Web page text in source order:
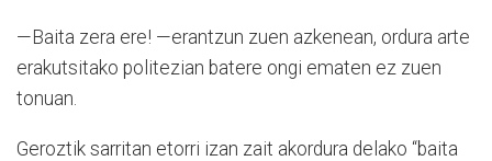
—Baita zera ere! —erantzun zuen azkenean, ordura arte
erakutsitako politezian batere ongi ematen ez zuen
tonuan.
Geroztik sarritan etorri izan zait akordura delako “baita